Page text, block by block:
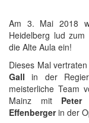
Am 3. Mai 2018
Heidelberg lud zum
die Alte Aula ein!
Dieses Mal vertraten
Gall in der
meisterliche Team
Mainz mit Peter
Effenbergerin der